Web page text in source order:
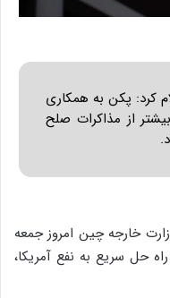
کرد: پکن به همکاری
از مذاکرات صلح
خارجه چین امروز جمعه
حل سریع به نفع آمریکا،